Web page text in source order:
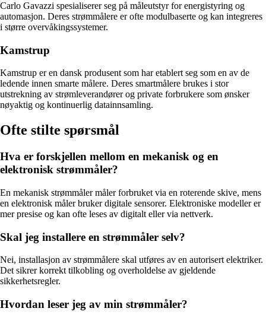
Carlo Gavazzi spesialiserer seg på måleutstyr for energistyring og
automasjon. Deres strømmålere er ofte modulbaserte og kan integreres
i større overvåkingssystemer.
Kamstrup
Kamstrup er en dansk produsent som har etablert seg som en av de
ledende innen smarte målere. Deres smartmålere brukes i stor
utstrekning av strømleverandører og private forbrukere som ønsker
nøyaktig og kontinuerlig datainnsamling.
Ofte stilte spørsmål
Hva er forskjellen mellom en mekanisk og en
elektronisk strømmåler?
En mekanisk strømmåler måler forbruket via en roterende skive, mens
en elektronisk måler bruker digitale sensorer. Elektroniske modeller er
mer presise og kan ofte leses av digitalt eller via nettverk.
Skal jeg installere en strømmåler selv?
Nei, installasjon av strømmålere skal utføres av en autorisert elektriker.
Det sikrer korrekt tilkobling og overholdelse av gjeldende
sikkerhetsregler.
Hvordan leser jeg av min strømmåler?